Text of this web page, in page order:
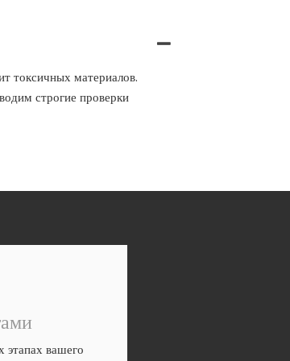
токсичных материалов.
строгие проверки
вашего